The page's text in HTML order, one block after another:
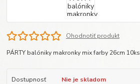
Ohodnotiť produkt
PÁRTY balóniky makronky mix farby 26cm 10ks
Dostupnosť
Nie je skladom